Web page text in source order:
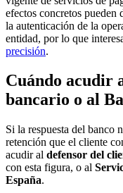
efectos concretos pueden
la autenticación de la
entidad, por lo que
precisión.
Cuándo acudir
bancario o al
Si la respuesta del banco
retención que el cliente
acudir al defensor del
con esta figura, o al
España.